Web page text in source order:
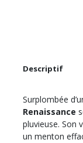
Descriptif
Surplombée
Renaissance
pluvieuse. Son
un menton